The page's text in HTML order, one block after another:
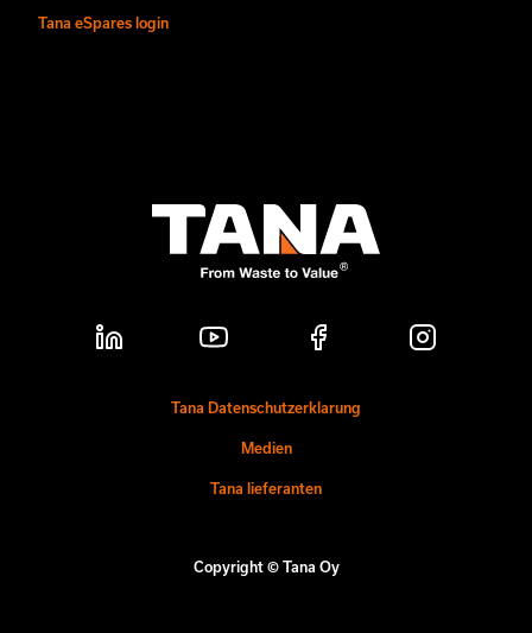
Tana eSpares login
Tana Datenschutzerklarung
Medien
Tana lieferanten
Copyright © Tana Oy